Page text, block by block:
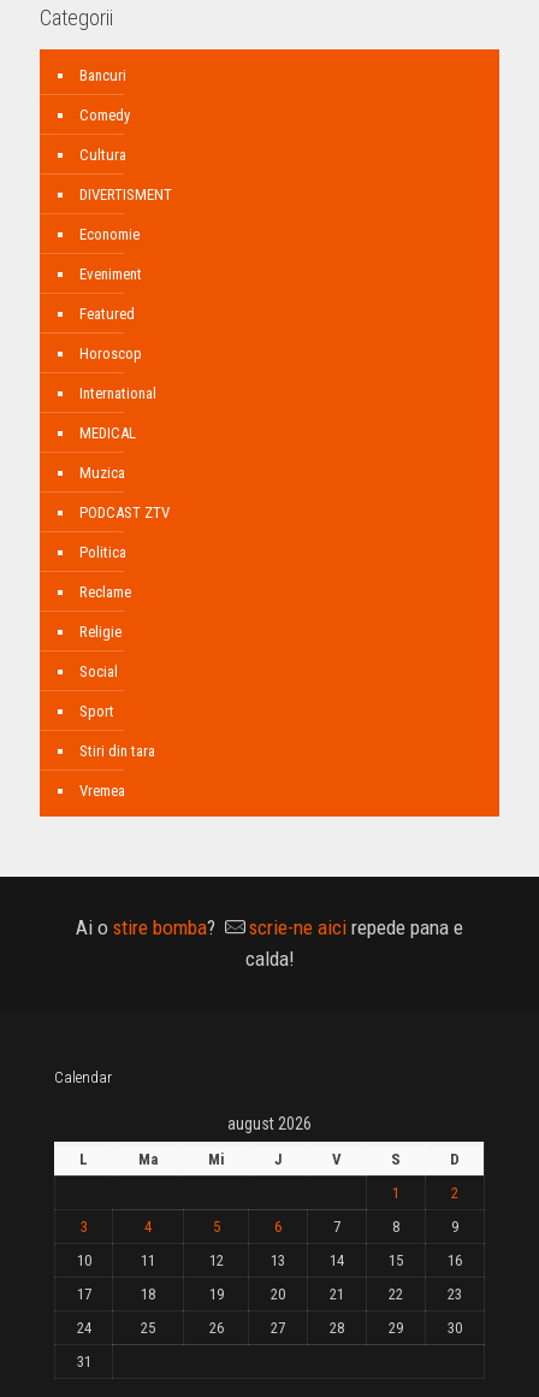
Categorii
Bancuri
Comedy
Cultura
DIVERTISMENT
Economie
Eveniment
Featured
Horoscop
International
MEDICAL
Muzica
PODCAST ZTV
Politica
Reclame
Religie
Social
Sport
Stiri din tara
Vremea
Ai o stire bomba? scrie-ne aici repede pana e
calda!
Calendar
august 2026
L Ma Mi J V S
D
1
2
3
4 5 6 7 8
9
10
11 12 13 14 15
16
17
18 19 20 21 22
23
24
25 26 27 28 29
30
31